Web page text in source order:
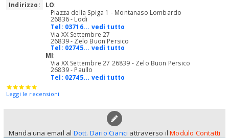
Indirizzo: LO:
Piazza della Spiga 1 - Montanaso Lombardo
26836 - Lodi
Tel: 03716... vedi tutto
Via XX Settembre 27
26839 - Zelo Buon Persico
Tel: 02745... vedi tutto
MI:
Via XX Settembre 27 26839 - Zelo Buon Persico
26839 - Paullo
Tel: 02745... vedi tutto
Leggi le recensioni
Manda una email al Dott. Dario Cianci attraverso ilModulo Contatti